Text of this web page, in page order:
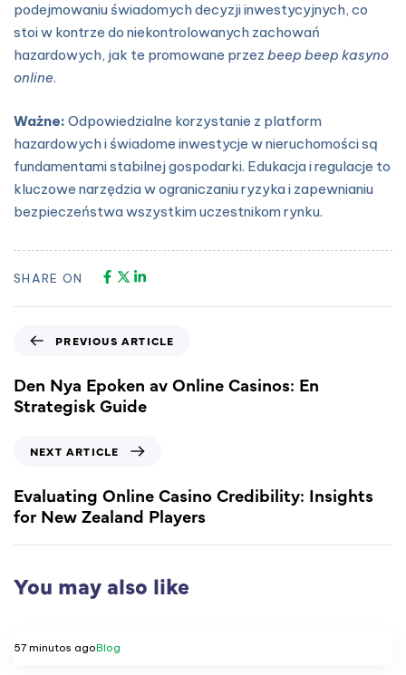
podejmowaniu świadomych decyzji inwestycyjnych, co
stoi w kontrze do niekontrolowanych zachowań
hazardowych, jak te promowane przez beep beep kasyno
online.
Ważne: Odpowiedzialne korzystanie z platform
hazardowych i świadome inwestycje w nieruchomości są
fundamentami stabilnej gospodarki. Edukacja i regulacje to
kluczowe narzędzia w ograniczaniu ryzyka i zapewnianiu
bezpieczeństwa wszystkim uczestnikom rynku.
SHARE ON
PREVIOUS ARTICLE
Den Nya Epoken av Online Casinos: En
Strategisk Guide
NEXT ARTICLE
Evaluating Online Casino Credibility: Insights
for New Zealand Players
You may also like
57 minutos agoBlog